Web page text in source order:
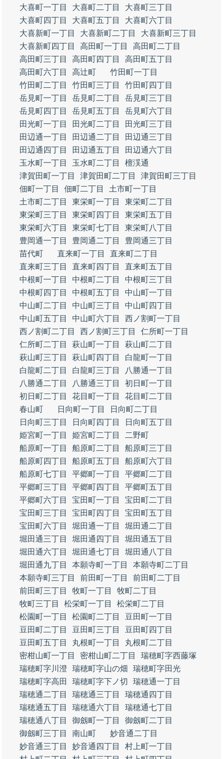
大喜町一丁目
大喜町二丁目
大喜町三丁目
大喜町四丁目
大喜町五丁目
大喜町六丁目
大喜新町一丁目
大喜新町二丁目
大喜新町三丁目
大喜新町四丁目
高田町一丁目
高田町二丁目
高田町三丁目
高田町四丁目
高田町五丁目
高田町六丁目
高辻町
竹田町一丁目
竹田町二丁目
竹田町三丁目
竹田町四丁目
岳見町一丁目
岳見町二丁目
岳見町三丁目
岳見町四丁目
岳見町五丁目
岳見町六丁目
田光町一丁目
田光町二丁目
田光町三丁目
田辺通一丁目
田辺通二丁目
田辺通三丁目
田辺通四丁目
田辺通五丁目
田辺通六丁目
玉水町一丁目
玉水町二丁目
檀渓通
津賀田町一丁目
津賀田町二丁目
津賀田町三丁目
佃町一丁目
佃町二丁目
土市町一丁目
土市町二丁目
東栄町一丁目
東栄町二丁目
東栄町三丁目
東栄町四丁目
東栄町五丁目
東栄町六丁目
東栄町七丁目
東栄町八丁目
豊岡通一丁目
豊岡通二丁目
豊岡通三丁目
苗代町
直来町一丁目
直来町二丁目
直来町三丁目
直来町四丁目
直来町五丁目
中根町一丁目
中根町二丁目
中根町三丁目
中根町四丁目
中根町五丁目
中山町一丁目
中山町二丁目
中山町三丁目
中山町四丁目
中山町五丁目
中山町六丁目
西ノ割町一丁目
西ノ割町二丁目
西ノ割町三丁目
仁所町一丁目
仁所町二丁目
萩山町一丁目
萩山町二丁目
萩山町三丁目
萩山町四丁目
白龍町一丁目
白龍町二丁目
白龍町三丁目
八勝通一丁目
八勝通二丁目
八勝通三丁目
初日町一丁目
初日町二丁目
花目町一丁目
花目町二丁目
春山町
日向町一丁目
日向町二丁目
日向町三丁目
日向町四丁目
日向町五丁目
姫宮町一丁目
姫宮町二丁目
二野町
船原町一丁目
船原町二丁目
船原町三丁目
船原町四丁目
船原町五丁目
船原町六丁目
船原町七丁目
平郷町一丁目
平郷町二丁目
平郷町三丁目
平郷町四丁目
平郷町五丁目
平郷町六丁目
宝田町一丁目
宝田町二丁目
宝田町三丁目
宝田町四丁目
宝田町五丁目
宝田町六丁目
堀田通一丁目
堀田通二丁目
堀田通三丁目
堀田通四丁目
堀田通五丁目
堀田通六丁目
堀田通七丁目
堀田通八丁目
堀田通九丁目
本願寺町一丁目
本願寺町二丁目
本願寺町三丁目
前田町一丁目
前田町二丁目
前田町三丁目
牧町一丁目
牧町二丁目
牧町三丁目
松栄町一丁目
松栄町二丁目
松園町一丁目
松園町二丁目
豆田町一丁目
豆田町二丁目
豆田町三丁目
豆田町四丁目
豆田町五丁目
丸根町一丁目
丸根町二丁目
密柑山町一丁目
密柑山町二丁目
瑞穂町字西藤塚
瑞穂町字川澄
瑞穂町字山の畑
瑞穂町字田光
瑞穂町字高田
瑞穂町字下ノ切
瑞穂通一丁目
瑞穂通二丁目
瑞穂通三丁目
瑞穂通四丁目
瑞穂通五丁目
瑞穂通六丁目
瑞穂通七丁目
瑞穂通八丁目
御劔町一丁目
御劔町二丁目
御劔町三丁目
南山町
妙音通二丁目
妙音通三丁目
妙音通四丁目
村上町一丁目